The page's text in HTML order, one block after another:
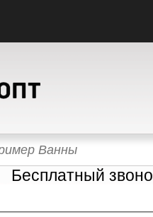
Бесплатный